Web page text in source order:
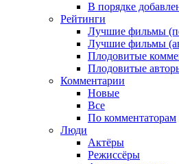
В порядке
Рейтинги
Лучшие фильмы
Лучшие фильмы
Плодовитые
Плодовитые
Комментарии
Новые
Все
По комментаторам
Люди
Актёры
Режиссёры